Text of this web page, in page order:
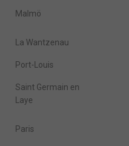
Malmö
La Wantzenau
Port-Louis
Saint Germain en
Laye
Paris